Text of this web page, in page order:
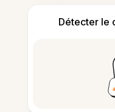
Détecter le